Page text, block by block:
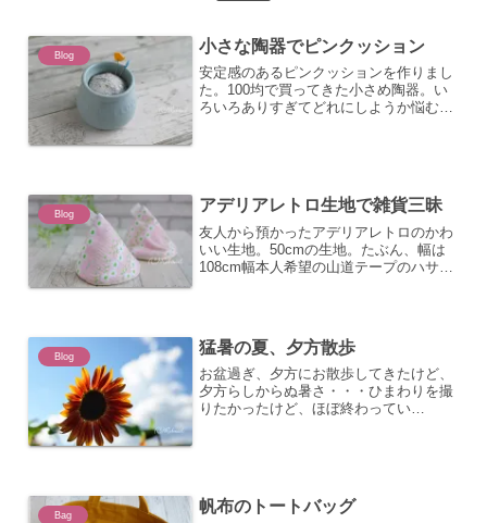
Blog 小さな陶器でピンクッション
安定感のあるピンクッションを作りまし
た。100均で買ってきた小さめ陶器。い
ろいろありすぎてどれにしようか悩む
Blog アデリアレトロ生地で雑貨三昧
友人から預かったアデリアレトロのかわ
いい生地。50cmの生地。たぶん、幅は
108cm幅本人希望の山道テープのハサミ
ていい？」「いいよ...
Blog 猛暑の夏、夕方散歩
お盆過ぎ、夕方にお散歩してきたけど、
夕方らしからぬ暑さ・・・ひまわりを撮
りたかったけど、ほぼ終わってい
Bag 帆布のトートバッグ